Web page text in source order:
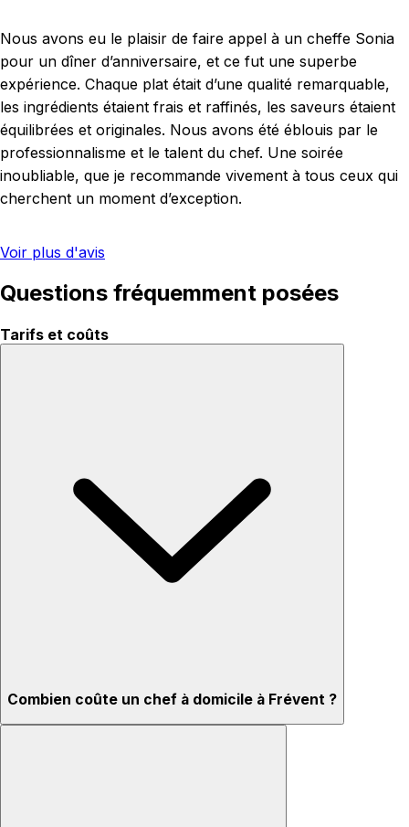
Nous avons eu le plaisir de faire appel à un cheffe Sonia
pour un dîner d’anniversaire, et ce fut une superbe
expérience. Chaque plat était d’une qualité remarquable,
les ingrédients étaient frais et raffinés, les saveurs étaient
équilibrées et originales. Nous avons été éblouis par le
professionnalisme et le talent du chef. Une soirée
inoubliable, que je recommande vivement à tous ceux qui
cherchent un moment d’exception.
Voir plus d'avis
Questions fréquemment posées
Tarifs et coûts
Combien coûte un chef à domicile à Frévent ?